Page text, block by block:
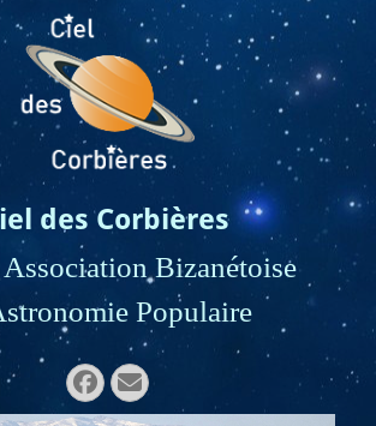
des Corbières
Bizanétoise
Populaire
Rechercher :
Facebook
E-
mail